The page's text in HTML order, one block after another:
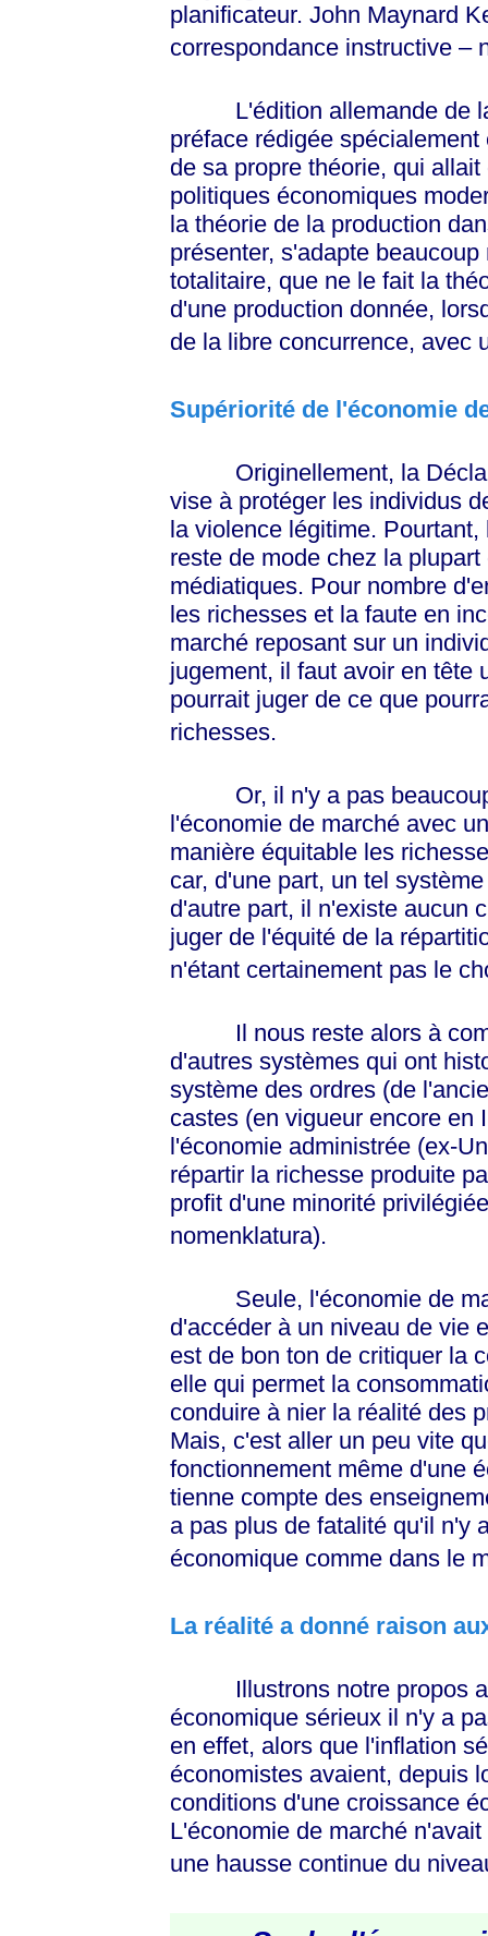
planificateur. John Maynard
correspondance instructive –
L'édition allemande de
préface rédigée
de sa propre théorie, qui
politiques économiques
la théorie de la production
présenter, s'adapte
totalitaire, que ne le fait la
d'une production donnée,
de la libre concurrence, avec
Supériorité de l'économie
Originellement, la
vise à protéger les individus
la violence légitime.
reste de mode chez la
médiatiques. Pour nombre
les richesses et la faute en
marché reposant sur un
jugement, il faut avoir en tête
pourrait juger de ce que
richesses.
Or, il n'y a pas beaucoup
l'économie de marché avec
manière équitable les
car, d'une part, un tel
d'autre part, il n'existe aucun
juger de l'équité de la
n'étant certainement pas le
Il nous reste alors à
d'autres systèmes qui ont
système des ordres (de
castes (en vigueur encore en
l'économie administrée (ex-
répartir la richesse produite
profit d'une minorité
nomenklatura).
Seule, l'économie de
d'accéder à un niveau de vie
est de bon ton de critiquer la
elle qui permet la
conduire à nier la réalité des
Mais, c'est aller un peu vite
fonctionnement même d'une
tienne compte des
a pas plus de fatalité qu'il n'y
économique comme dans le
La réalité a donné raison
Illustrons notre propos
économique sérieux il n'y a
en effet, alors que l'inflation
économistes avaient, depuis
conditions d'une croissance
L'économie de marché
une hausse continue du